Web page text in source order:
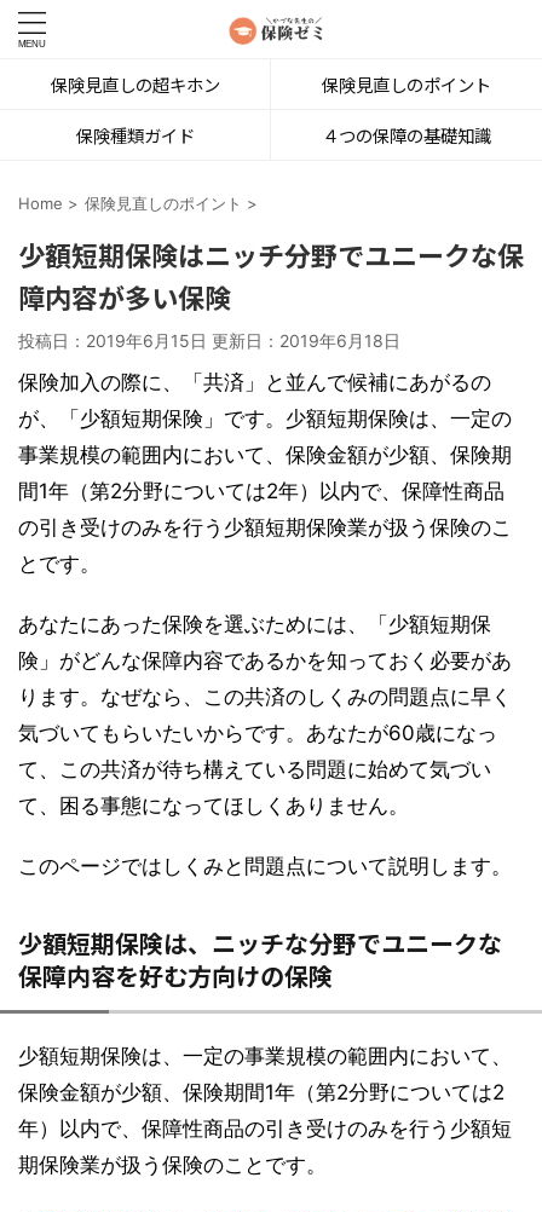
保険見直しの超キホン
保険見直しのポイント
保険種類ガイド
４つの保障の基礎知識
Home > 保険見直しのポイント >
少額短期保険はニッチ分野でユニークな保
障内容が多い保険
投稿日：2019年6月15日 更新日： 2019年6月18日
保険加入の際に、「共済」と並んで候補にあがるの
が、「少額短期保険」です。少額短期保険は、一定の
事業規模の範囲内において、保険金額が少額、保険期
間1年（第2分野については2年）以内で、保障性商品
の引き受けのみを行う少額短期保険業が扱う保険のこ
とです。
あなたにあった保険を選ぶためには、「少額短期保
険」がどんな保障内容であるかを知っておく必要があ
ります。なぜなら、この共済のしくみの問題点に早く
気づいてもらいたいからです。あなたが60歳になっ
て、この共済が待ち構えている問題に始めて気づい
て、困る事態になってほしくありません。
このページではしくみと問題点について説明します。
少額短期保険は、ニッチな分野でユニークな
保障内容を好む方向けの保険
少額短期保険は、一定の事業規模の範囲内において、
保険金額が少額、保険期間1年（第2分野については2
年）以内で、保障性商品の引き受けのみを行う少額短
期保険業が扱う保険のことです。